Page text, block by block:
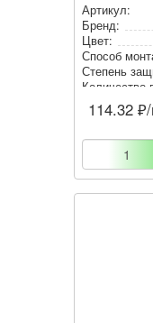
Артикул:
Бренд:
Цвет:
Способ
Степень
Количество
114.32